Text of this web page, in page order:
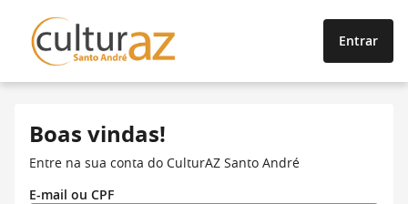
Entrar
Boas vindas!
Entre na sua conta do CulturAZ Santo André
E-mail ou CPF